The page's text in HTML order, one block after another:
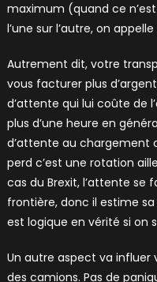
maximum (quand ce
l’une sur l’autre, on
Autrement dit, votre
vous facturer plus
d’attente qui lui coûte de
plus d’une heure en
d’attente au chargement
perd c’est une rotation
cas du Brexit, l’attente se
frontière, donc il estime
est logique en vérité si on
Un autre aspect va influer
des camions. Pas de